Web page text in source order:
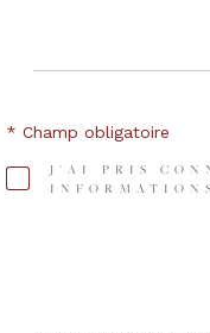
J'AI PRIS
* Champ obligatoire